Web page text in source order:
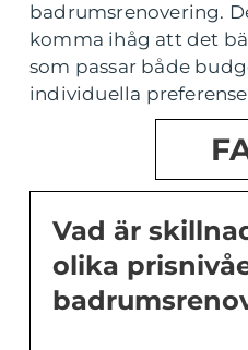
badrumsrenovering.
komma ihåg att det
som passar både
individuella
Vad är
olika